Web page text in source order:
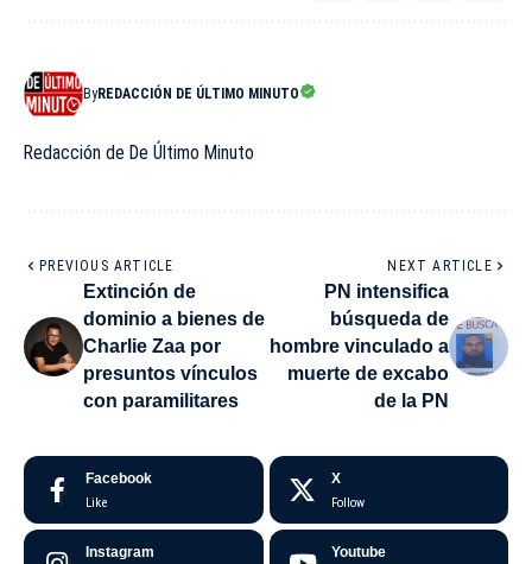
ByREDACCIÓN DE ÚLTIMO MINUTO
Redacción de De Último Minuto
PREVIOUS ARTICLE
Extinción de
dominio a bienes de
Charlie Zaa por
presuntos vínculos
con paramilitares
NEXT ARTICLE
PN intensifica
búsqueda de
hombre vinculado a
muerte de excabo
de la PN
Facebook
Like
X
Follow
Instagram Youtube